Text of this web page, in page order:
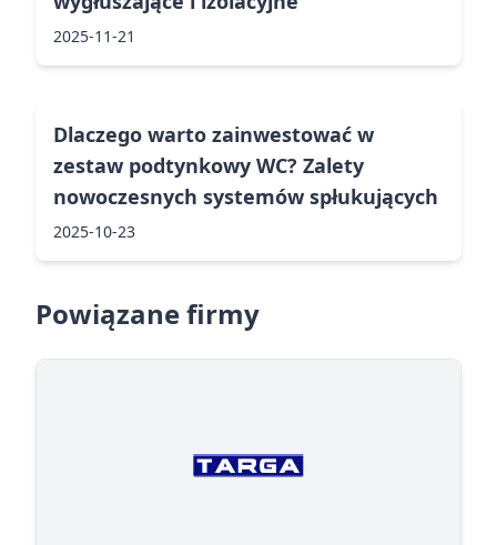
2025-11-21
Dlaczego warto zainwestować w
zestaw podtynkowy WC? Zalety
nowoczesnych systemów spłukujących
2025-10-23
Powiązane firmy